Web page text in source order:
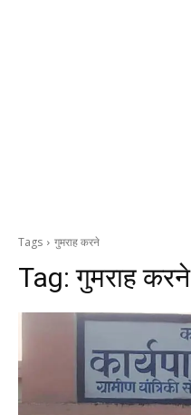
Tags गुमराह करने
Tag:गुमराह करने